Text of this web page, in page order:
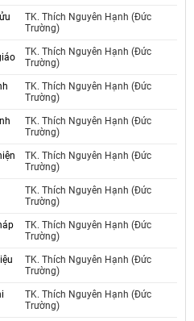
TK. Thích Nguyên Hạnh (Đức
Trường)
TK. Thích Nguyên Hạnh (Đức
Trường)
TK. Thích Nguyên Hạnh (Đức
Trường)
TK. Thích Nguyên Hạnh (Đức
Trường)
TK. Thích Nguyên Hạnh (Đức
Trường)
TK. Thích Nguyên Hạnh (Đức
Trường)
TK. Thích Nguyên Hạnh (Đức
Trường)
TK. Thích Nguyên Hạnh (Đức
Trường)
TK. Thích Nguyên Hạnh (Đức
Trường)